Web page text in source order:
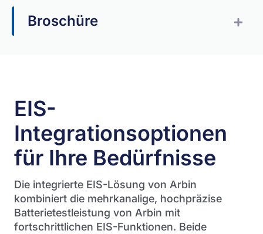
Broschüre
EIS-
Integrationsoptionen
für Ihre Bedürfnisse
Die integrierte EIS-Lösung von Arbin
kombiniert die mehrkanalige, hochpräzise
Batterietestleistung von Arbin mit
fortschrittlichen EIS-Funktionen. Beide